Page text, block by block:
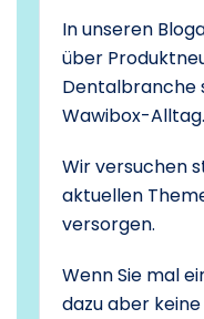
In unseren
über
Dentalbranche
Wawibox-Alltag.
Wir versuchen
aktuellen
versorgen.
Wenn Sie mal
dazu aber